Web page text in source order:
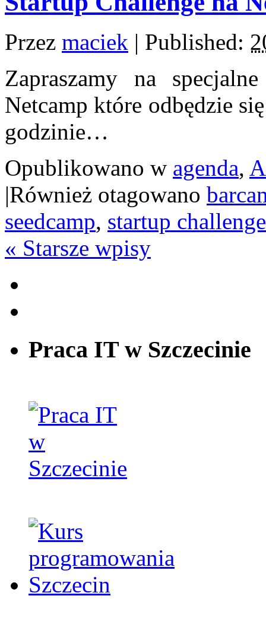
Przez maciek | Published:
Zapraszamy na
Netcamp które odbędzie
godzinie…
Opublikowano w agenda,
|Również otagowano
seedcamp, startup challenge
« Starsze wpisy
Praca IT w Szczecinie